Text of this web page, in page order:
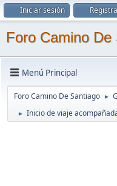
Iniciar sesión
Foro Camino De
Menú Principal
Foro Camino De Santiago ►
► Inicio de viaje